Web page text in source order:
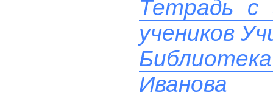
Тетрадь с
учеников
Иванова